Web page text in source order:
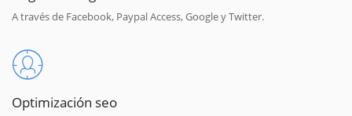
A través de Facebook, Paypal Access, Google y Twitter.
Optimización seo